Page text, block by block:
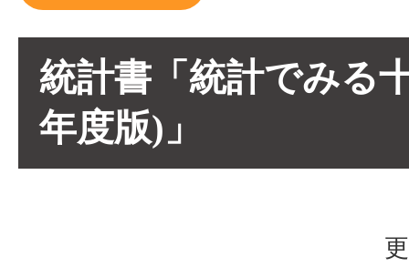
統計書「統計でみる
年度版)」